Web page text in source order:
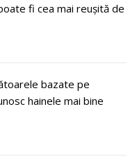
fi cea mai reușită de
bazate pe
hainele mai bine